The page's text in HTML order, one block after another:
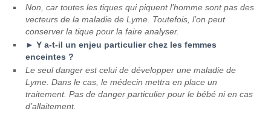
Non, car toutes les tiques qui piquent l’homme sont pas des
vecteurs de la maladie de Lyme. Toutefois, l’on peut
conserver la tique pour la faire analyser.
► Y a-t-il un enjeu particulier chez les femmes
enceintes ?
Le seul danger est celui de développer une maladie de
Lyme. Dans le cas, le médecin mettra en place un
traitement. Pas de danger particulier pour le bébé ni en cas
d’allaitement.